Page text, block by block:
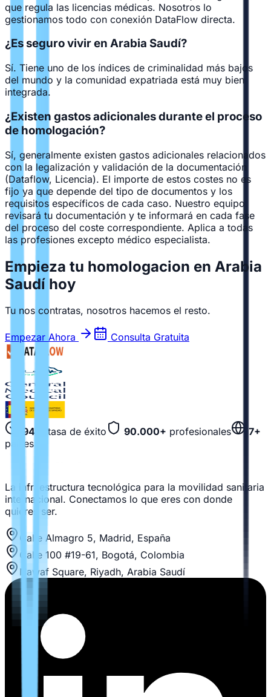
que regula las licencias médicas. Nosotros lo
gestionamos todo con conexión DataFlow directa.
¿Es seguro vivir en Arabia Saudí?
Sí. Tiene uno de los índices de criminalidad más bajos
del mundo y la comunidad expatriada está muy bien
integrada.
¿Existen gastos adicionales durante el proceso
de homologación?
Sí, generalmente existen gastos adicionales relacionados
con la legalización y validación de la documentación
(Dataflow, Licencia). El importe de estos costes no es
fijo ya que depende del tipo de documentos y los
requisitos específicos de cada caso. Nuestro equipo
revisará tu documentación y te informará en cada fase
del proceso del coste correspondiente. Aplica a todas
las profesiones excepto médico especialista.
Empieza tu homologacion en Arabia
Saudí hoy
Tu nos contratas, nosotros hacemos el resto.
Empezar Ahora Consulta Gratuita
94% tasa de éxito 90.000+ profesionales
7+
países
La infraestructura tecnológica para la movilidad sanitaria
internacional. Conectamos lo que eres con donde
quieres ser.
Calle Almagro 5, Madrid, España
Calle 100 #19-61, Bogotá, Colombia
Nawaf Square, Riyadh, Arabia Saudí